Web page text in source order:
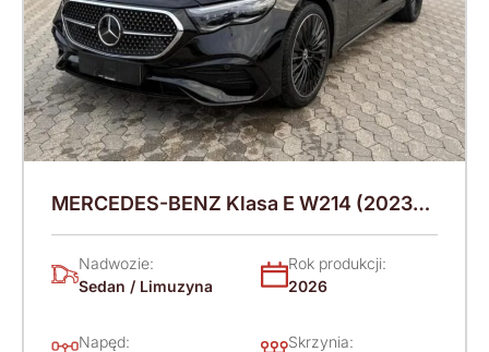
MERCEDES-BENZ Klasa E W214 (2023-)
220 KM (2026)
Nadwozie:
Sedan / Limuzyna
Rok produkcji:
2026
Napęd:
Skrzynia: